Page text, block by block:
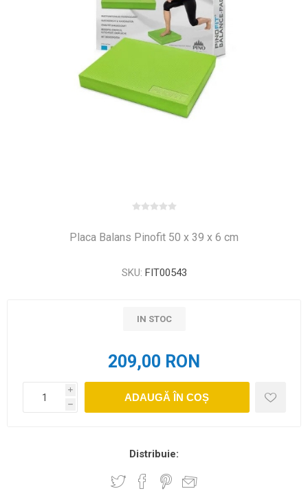
Placa Balans Pinofit 50 x 39 x 6 cm
SKU: FIT00543
IN STOC
209,00 RON
i
h
ADAUGĂ ÎN COȘ
Distribuie: